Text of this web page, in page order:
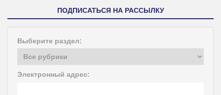
ПОДПИСАТЬСЯ НА РАССЫЛКУ
Выберите раздел:
Электронный адрес: